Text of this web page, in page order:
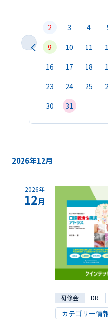
2
3 4
9
10 11
16
17 18
23
24 25
30
31
2026年12月
2026年
12月
研修会 DR
カテゴリー情